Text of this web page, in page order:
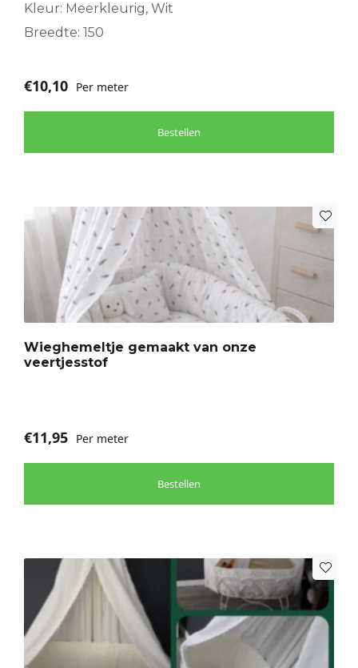
Kleur: Meerkleurig, Wit
Breedte: 150
€10,10 Per meter
Bestellen
Wieghemeltje gemaakt van onze
veertjesstof
€11,95 Per meter
Bestellen